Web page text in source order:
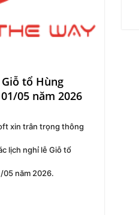
tổ Hùng
05 năm 2026
xin trân trọng thông
lịch nghỉ lễ Giỗ tổ
05 năm 2026.